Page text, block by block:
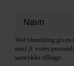
Ved tilmelding gives
mail jf. vores
samtykke tilbage.